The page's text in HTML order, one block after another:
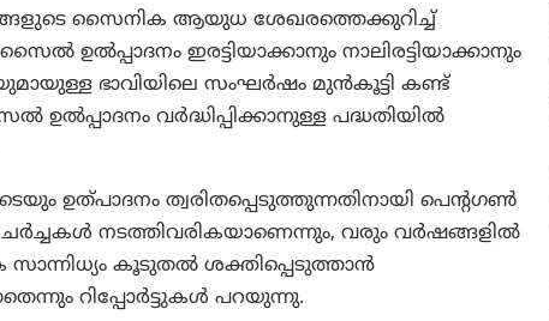
സൈനിക ആയുധ ശേഖരത്തെക്കുറിച്ച്
ഉൽപ്പാദനം ഇരട്ടിയാക്കാനും നാലിരട്ടിയാക്കാനും
ഭാവിയിലെ സംഘർഷം മുൻകൂട്ടി കണ്ട്
വർദ്ധിപ്പിക്കാനുള്ള പദ്ധതിയിൽ
ഉത്പാദനം ത്വരിതപ്പെടുത്തുന്നതിനായി പെന്റഗൺ
നടത്തിവരികയാണെന്നും, വരും വർഷങ്ങളിൽ
കൂടുതൽ ശക്തിപ്പെടുത്താൻ
റിപ്പോർട്ടുകൾ പറയുന്നു.